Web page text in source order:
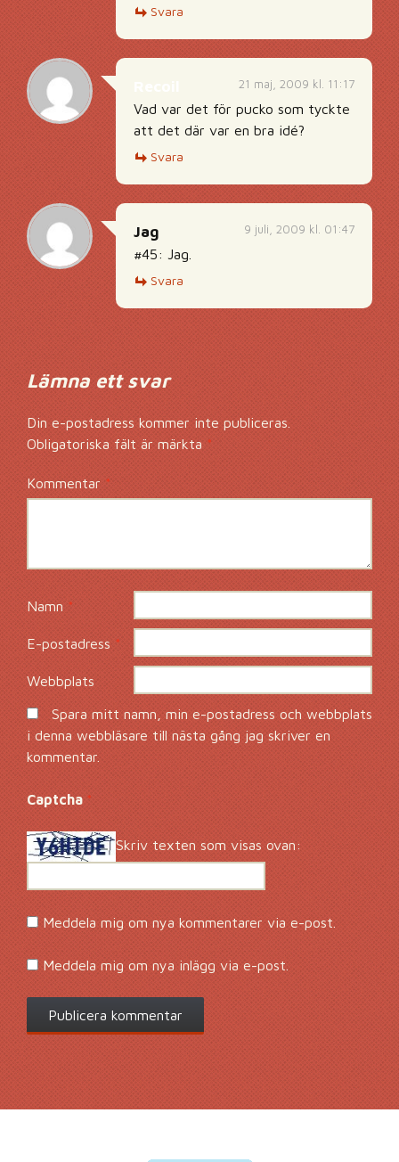
Svara
21 maj, 2009 kl. 11:17
Vad var det för pucko som tyckte
att det där var en bra idé?
Svara
9 juli, 2009 kl. 01:47
Jag
#45: Jag.
Svara
Lämna ett svar
Din e-postadress kommer inte publiceras.
Obligatoriska fält är märkta*
Kommentar*
Namn*
E-postadress*
Webbplats
Spara mitt namn, min e-postadress och webbplats
i denna webbläsare till nästa gång jag skriver en
kommentar.
Captcha*
Skriv texten som visas ovan:
Meddela mig om nya kommentarer via e-post.
Meddela mig om nya inlägg via e-post.